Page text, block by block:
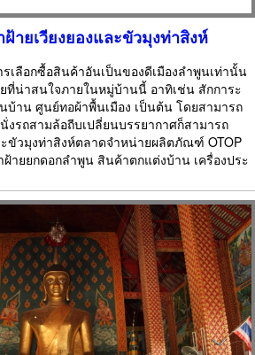
ายเวียงยองและขัวมุงท่าสิงห์
เลือกซื้อสินค้าอันเป็นของดีเมืองลำพูนเท่านั้น
ที่น่าสนใจภายในหมู่บ้านนี้ อาทิเช่น สักการะ
น ศูนย์ทอผ้าพื้นเมือง เป็นต้น โดยสามารถ
งรถสามล้อถีบเปลี่ยนบรรยากาศก็สามารถ
ขัวมุงท่าสิงห์ตลาดจำหน่ายผลิตภัณฑ์ OTOP
ายยกดอกลำพูน สินค้าตกแต่งบ้าน เครื่องประ